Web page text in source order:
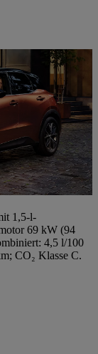
1,5-l-
69 kW (94
4,5 l/100
CO₂ Klasse C.